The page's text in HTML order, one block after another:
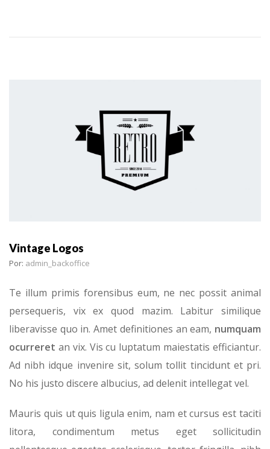
Vintage Logos
Por: admin_backoffice
Te illum primis forensibus eum, ne nec possit animal
persequeris, vix ex quod mazim. Labitur similique
liberavisse quo in. Amet definitiones an eam, numquam
ocurreret an vix. Vis cu luptatum maiestatis efficiantur.
Ad nibh idque invenire sit, solum tollit tincidunt et pri.
No his justo discere albucius, ad delenit intellegat vel.
Mauris quis ut quis ligula enim, nam et cursus est taciti
litora, condimentum metus eget sollicitudin